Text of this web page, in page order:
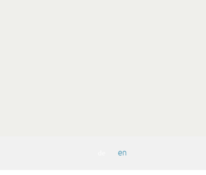
en